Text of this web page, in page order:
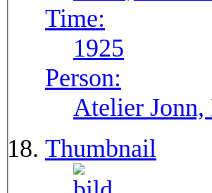
Time:
1925
Person:
Atelier Jonn,
Thumbnail